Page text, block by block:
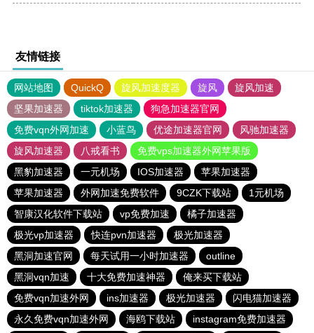
友情链接
网站地图 QuickQ 旋风加速度器 旋风
旋风加速
坚果加速器
tiktok加速器
狗急加速器官网
免费vqn外网加速
小蓝鸟 优途加速器官网
风驰加速器
旋风加速器
八戒看书
免费vps加速器外网苹果版
黑豹加速器
一元机场 IOS加速器
苹果加速器
苹果加速器
外网加速免费软件 9CZK下载站
1元机场
智康汉化软件下载站
vp免费加速
橘子加速器
极光vp加速器
快连pvn加速器
极光加速器
黑洞加速官网
每天试用一小时加速器
outline
黑洞vqn加速
十大免费加速神器
俺来买下载站
免费vqn加速外网
ins加速器 极光加速器
闪电猫加速器
永久免费vqn加速外网
海鸥下载站 instagram免费加速器